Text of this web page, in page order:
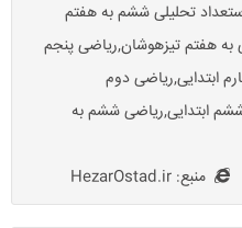
تحلیلی ششم به هفتم
به هفتم تیزهوشان,ریاضی پنجم
ابتدایی,ریاضی دوم
ابتدایی,ریاضی ششم به
منبع: HezarOstad.ir